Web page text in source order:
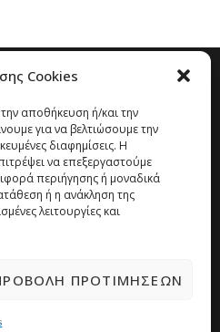
Cookies
αποθήκευση ή/και την
για να βελτιώσουμε την
διαφημίσεις. Η
να επεξεργαστούμε
περιήγησης ή μοναδικά
ή η ανάκληση της
λειτουργίες και
ΠΡΟΤΙΜΉΣΕΩΝ